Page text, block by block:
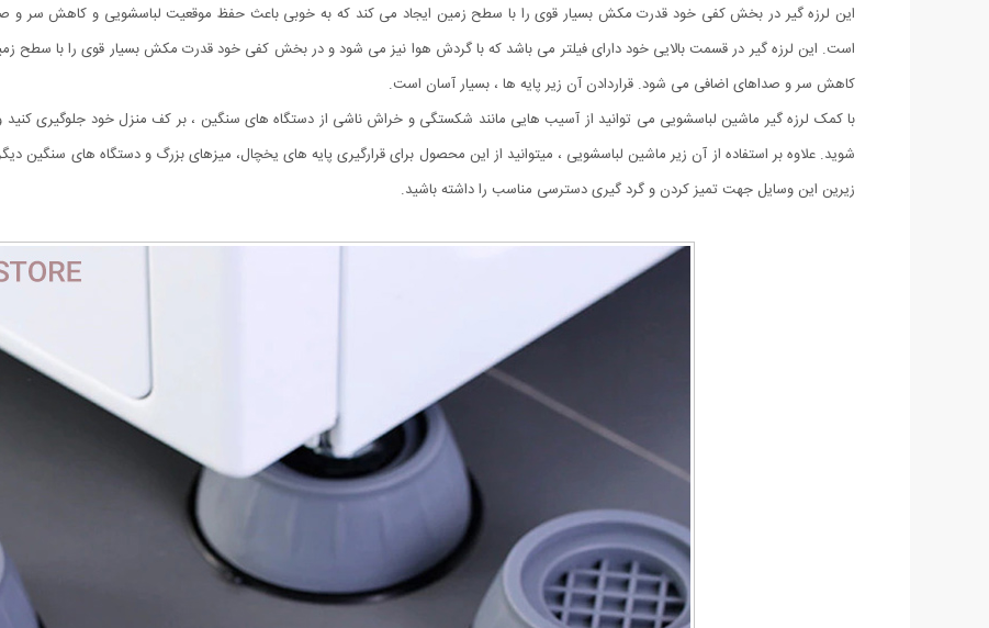
این لرزه گیر در بخش کفی خود قدرت مکش بسیار قوی را با سطح زمین ایجاد می کند که به خوبی باعث حفظ موقعیت لباسشویی و کاهش سر و
است. این لرزه گیر در قسمت بالایی خود دارای فیلتر می باشد که با گردش هوا نیز می شود و در بخش کفی خود قدرت مکش بسیار قوی را با سطح
کاهش سر و صداهای اضافی می شود. قراردادن آن زیر پایه ها ، بسیار آسان است.
با کمک لرزه گیر ماشین لباسشویی می توانید از آسیب هایی مانند شکستگی و خراش ناشی از دستگاه های سنگین ، بر کف منزل خود جلوگیری کنید
شوید. علاوه بر استفاده از آن زیر ماشین لباسشویی ، میتوانید از این محصول برای قرارگیری پایه های یخچال، میزهای بزرگ و دستگاه های سنگین
زیرین این وسایل جهت تمیز کردن و گرد گیری دسترسی مناسب را داشته باشید.